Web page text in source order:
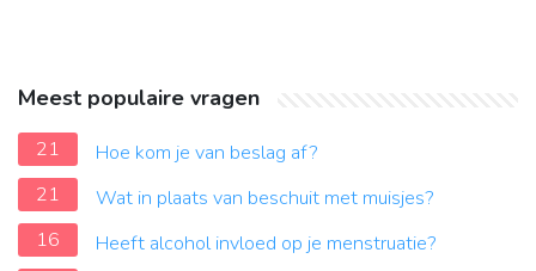
Meest populaire vragen
21
Hoe kom je van beslag af?
21
Wat in plaats van beschuit met muisjes?
16
Heeft alcohol invloed op je menstruatie?